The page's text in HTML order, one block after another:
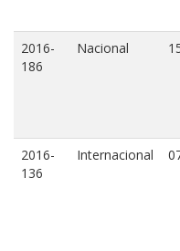
2016-
186
Nacional
2016-
136
Internacional